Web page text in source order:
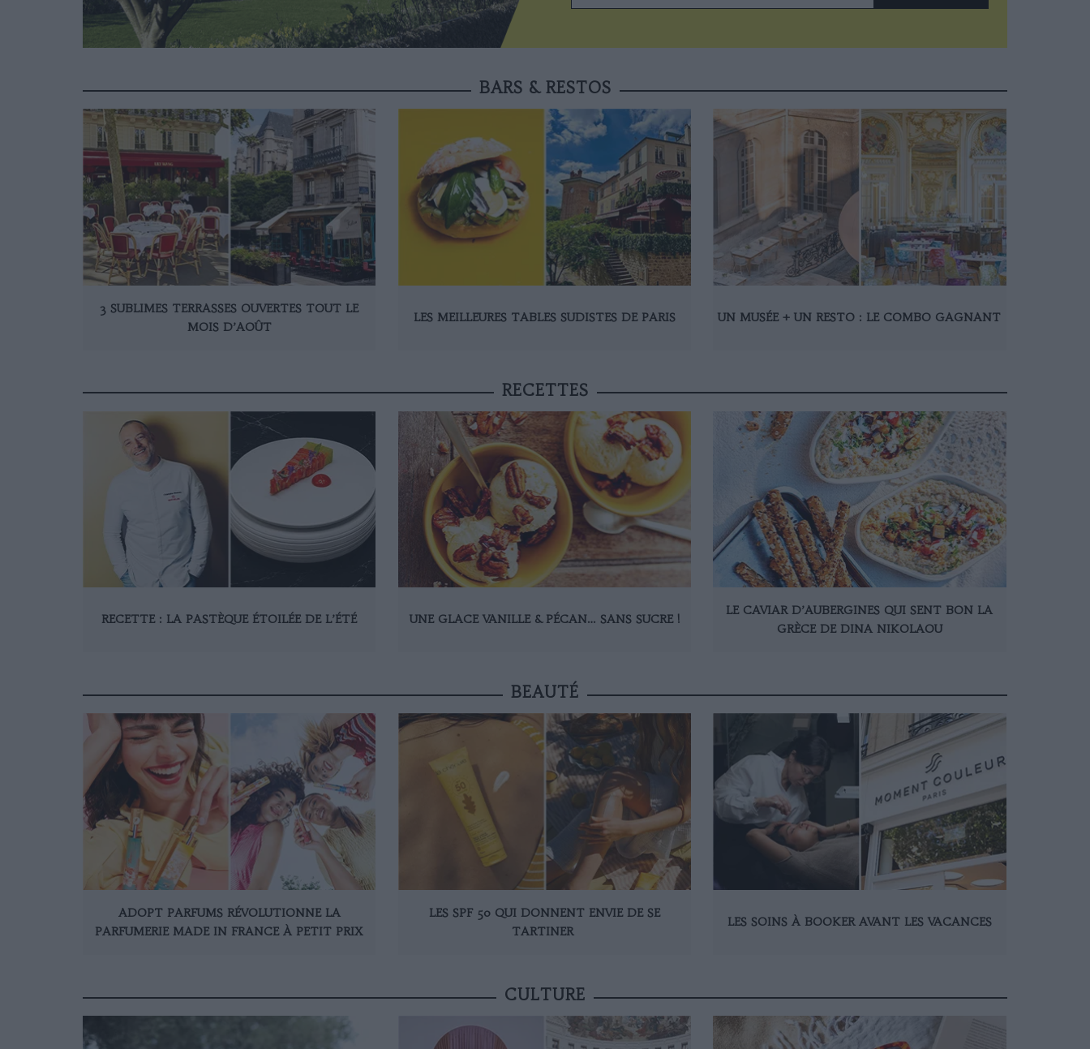
BARS & RESTOS
3 SUBLIMES TERRASSES OUVERTES TOUT LE
MOIS D’AOÛT
LES MEILLEURES TABLES SUDISTES DE PARIS UN MUSÉE + UN RESTO : LE COMBO GAGNANT
RECETTES
RECETTE : LA PASTÈQUE ÉTOILÉE DE L’ÉTÉ UNE GLACE VANILLE & PÉCAN… SANS SUCRE !
LE CAVIAR D’AUBERGINES QUI SENT BON LA
GRÈCE DE DINA NIKOLAOU
BEAUTÉ
ADOPT PARFUMS RÉVOLUTIONNE LA
PARFUMERIE MADE IN FRANCE À PETIT PRIX
LES SPF 50 QUI DONNENT ENVIE DE SE
TARTINER
LES SOINS À BOOKER AVANT LES VACANCES
CULTURE